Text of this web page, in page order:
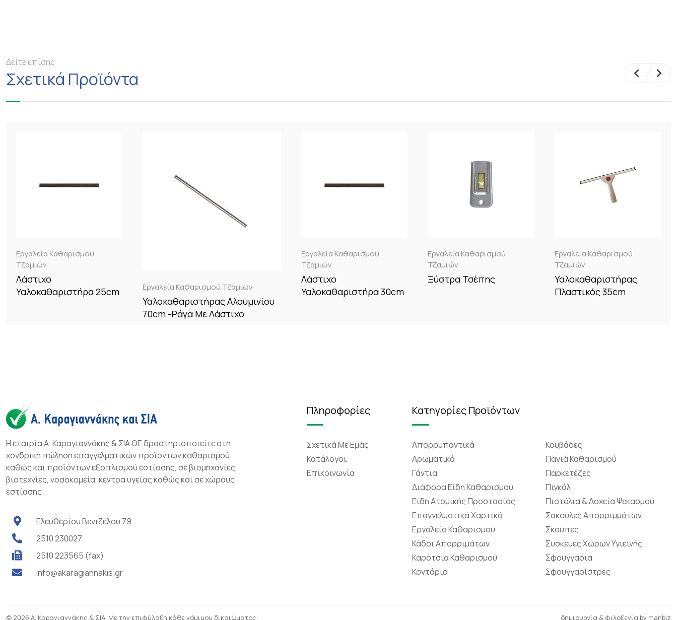
Δείτε επίσης
Σχετικά Προϊόντα
Εργαλεία Καθαρισμού
Τζαμιών
Λάστιχο
Υαλοκαθαριστήρα 25cm
Εργαλεία Καθαρισμού Τζαμιών
Υαλοκαθαριστήρας Αλουμινίου
70cm -ράγα Με Λάστιχο
Εργαλεία Καθαρισμού
Τζαμιών
Λάστιχο
Υαλοκαθαριστήρα 30cm
Εργαλεία Καθαρισμού
Τζαμιών
Ξύστρα Τσέπης
Εργαλεία Καθαρισμού
Τζαμιών
Υαλοκαθαριστήρας
Πλαστικός 35cm
Η εταιρία Α. Καραγιαννάκης & ΣΙΑ ΟΕ δραστηριοποιείτε στη
χονδρική πώληση επαγγελματικών προϊόντων καθαρισμού
καθώς και προϊόντων εξοπλισμού εστίασης, σε βιομηχανίες,
βιοτεχνίες, νοσοκομεία, κέντρα υγείας καθώς και σε χώρους
εστίασης.
Ελευθερίου Βενιζέλου 79
2510 230027
2510 223565 (fax)
info@akaragiannakis.gr
Πληροφορίες
Σχετικά Mε Eμάς
Κατάλογοι
Επικοινωνία
Κατηγορίες Προϊόντων
Απορρυπαντικά
Αρωματικά
Γάντια
Διάφορα Είδη Καθαρισμού
Είδη Ατομικής Προστασίας
Επαγγελματικά Χαρτικά
Εργαλεία Καθαρισμού
Κάδοι Απορριμάτων
Καρότσια Καθαρισμού
Κοντάρια
Κουβάδες
Πανιά Καθαρισμού
Παρκετέζες
Πιγκάλ
Πιστόλια & Δοχεία Ψεκασμού
Σακούλες Απορριμμάτων
Σκούπες
Συσκευές Χώρων Υγιεινής
Σφουγγάρια
Σφουγγαρίστρες
© 2026 Α. Καραγιαννάκης & ΣΙΑ. Με την επιφύλαξη κάθε νόμιμου δικαιώματος. δημιουργία & φιλοξενία by manbiz